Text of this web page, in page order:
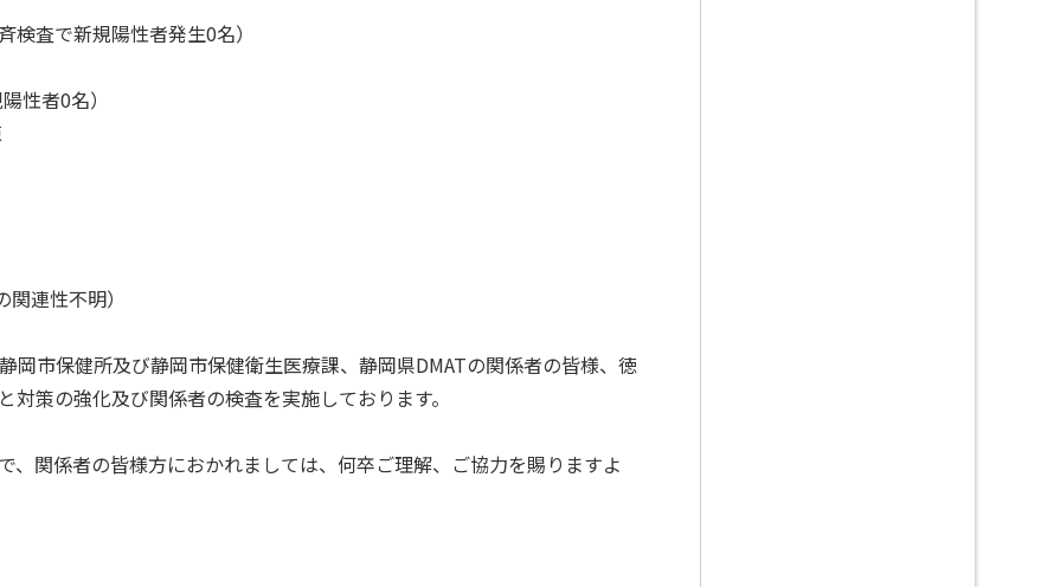
査で新規陽性者発生0名）
性者0名）
連性不明）
岡市保健所及び静岡市保健衛生医療課、静岡県DMATの関係者の皆様、徳
策の強化及び関係者の検査を実施しております。
、関係者の皆様方におかれましては、何卒ご理解、ご協力を賜りますよ